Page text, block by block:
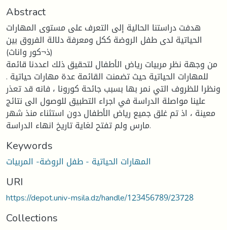
Abstract
هدفت دراستنا الحالية إلى التعرف على مستوى المهارات
الحياتية لدى طفل الروضة ككل ومعرفة دلالة الفروق بين
(ذ¬كور واناث)
من وجهة نظر مربيات رياض الأطفال لتحقيق ذلك اعددنا قائمة
للمهارات الحياتية حيث تضمنت القائمة عدة مهارات حياتية .
ونظرا للظروف التي نمر بها بسبب جائحة كورونا ، فانه قد تعذر
علينا مواصلة الدراسة في اجراء التطبيق للوصول الى نتائج
معينة ، اذ تم غلق جميع رياض الأطفال دون استثناء منذ شهر
مارس ولم تفتح لغاية تاريخ انهاء الدراسة.
Keywords
المهارات الحياتية - طفل الروضة- المربيات
URI
https://depot.univ-msila.dz/handle/123456789/23728
Collections